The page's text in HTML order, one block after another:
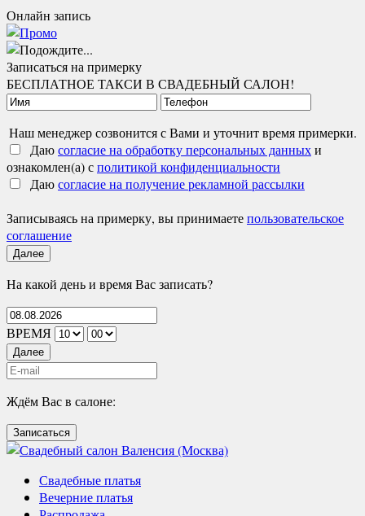
Онлайн запись
Записаться на примерку
БЕСПЛАТНОЕ ТАКСИ В СВАДЕБНЫЙ САЛОН!
Наш менеджер созвонится с Вами и уточнит время примерки.
Даюсогласие на обработку персональных данныхи
ознакомлен(а) сполитикой конфиденциальности
Даюсогласие на получение рекламной рассылки
Записываясь на примерку, вы принимаетепользовательское
соглашение
Далее
На какой день и время Вас записать?
ВРЕМЯ
Далее
Ждём Вас в салоне:
Записаться
Свадебные платья
Вечерние платья